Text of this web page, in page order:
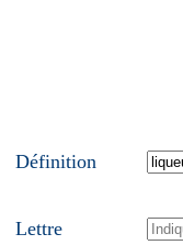
Définition
Lettre